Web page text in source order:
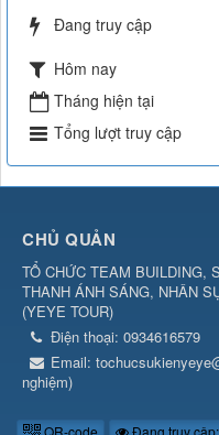
Đang truy cập
Hôm nay
Tháng hiện tại
Tổng lượt truy cập
CHỦ QUẢN
TỔ CHỨC TEAM BUILDING,
THANH ÁNH SÁNG, NHÂN
(YEYE TOUR)
Điện thoại: 0934616579
Email:
nghiệm)